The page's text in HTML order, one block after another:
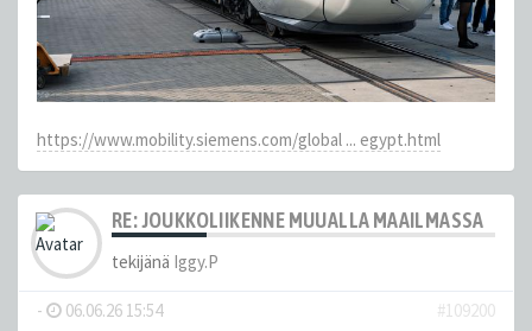
https://www.mobility.siemens.com/global ... egypt.html
RE: JOUKKOLIIKENNE MUUALLA MAAILMASSA
tekijänä Iggy.P
- 06.06.26 15:54 #109200